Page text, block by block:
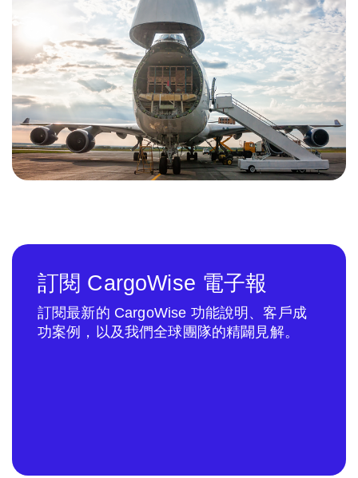
訂閱 CargoWise 電子報
訂閱最新的 CargoWise 功能說明、客戶成
功案例，以及我們全球團隊的精闢見解。